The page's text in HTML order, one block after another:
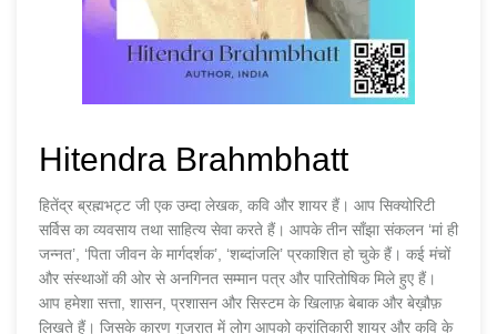
Hitendra Brahmbhatt
हितेंद्र ब्रह्मभट्ट जी एक उम्दा लेखक, कवि और शायर हैं। आप सिक्योरिटी
सर्विस का व्यवसाय तथा साहित्य सेवा करते हैं। आपके तीन साँझा संकलन ‘मां ही
जन्नत’, ‘पिता जीवन के मार्गदर्शक’, ‘शब्दांजलि’ प्रकाशित हो चुके हैं। कई मंचों
और संस्थाओं की ओर से अनगिनत सम्मान पत्र और पारितोषिक मिले हुए हैं।
आप हमेशा सत्ता, शासन, प्रशासन और सिस्टम के खिलाफ़ बेबाक और बेख़ौफ़
लिखते हैं। जिसके कारण गुजरात में लोग आपको क्रांतिकारी शायर और कवि के